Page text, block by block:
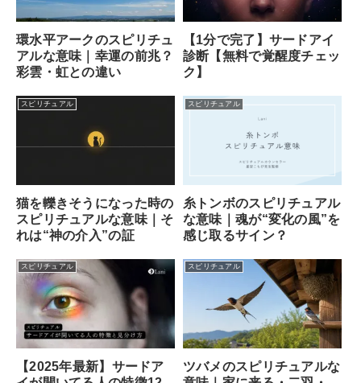
環水平アークのスピリチュ
アルな意味｜幸運の前兆？
彩雲・虹との違い
【1分で完了】サードアイ
診断【無料で覚醒度チェッ
ク】
スピリチュアル
猫を轢きそうになった時の
スピリチュアルな意味｜そ
れは“神の介入”の証
スピリチュアル
糸トンボのスピリチュアル
な意味｜魂が“変化の風”を
感じ取るサイン？
スピリチュアル
【2025年最新】サードア
スピリチュアル
ツバメのスピリチュアルな